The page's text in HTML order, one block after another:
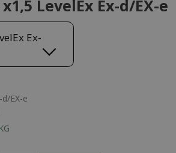
LevelEx Ex-d/EX-e
Ex-
EX-e